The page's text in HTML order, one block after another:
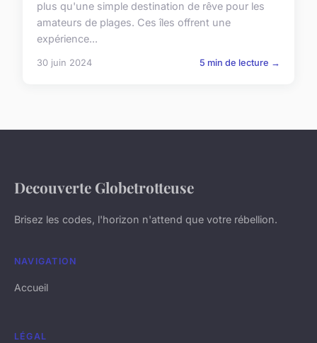
plus qu'une simple destination de rêve pour les
amateurs de plages. Ces îles offrent une
expérience...
30 juin 2024 5 min de lecture →
Decouverte Globetrotteuse
Brisez les codes, l'horizon n'attend que votre rébellion.
NAVIGATION
Accueil
LÉGAL